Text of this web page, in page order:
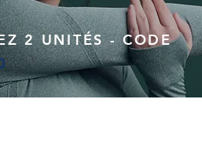
2 UNITÉS - CODE